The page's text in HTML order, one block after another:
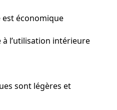
est économique
à l’utilisation intérieure
sont légères et